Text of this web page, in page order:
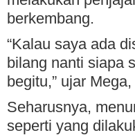
berkembang.
“Kalau saya ada
bilang nanti siapa
begitu,” ujar
Seharusnya,
seperti yang